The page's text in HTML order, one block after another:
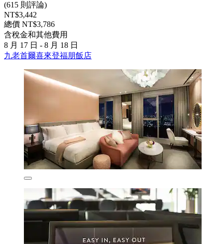
(615 則評論)
NT$3,442
總價 NT$3,786
含稅金和其他費用
8 月 17 日 - 8 月 18 日
九老首爾喜來登福朋飯店